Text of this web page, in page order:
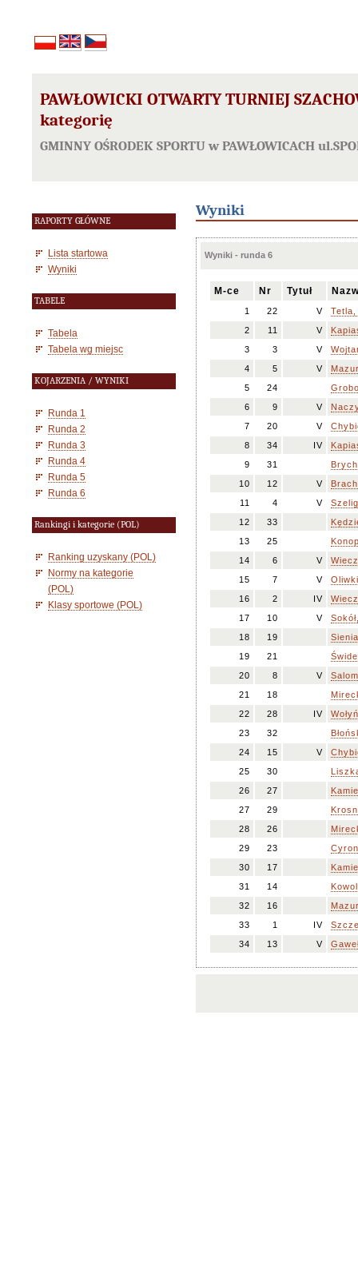
PAWŁOWICKI OTWARTY TURNIEJ
kategorię
GMINNY OŚRODEK SPORTU w PAWŁOWICACH
RAPORTY GŁÓWNE
Lista startowa
Wyniki
TABELE
Tabela
Tabela wg miejsc
KOJARZENIA / WYNIKI
Runda 1
Runda 2
Runda 3
Runda 4
Runda 5
Runda 6
Rankingi i kategorie (POL)
Ranking uzyskany (POL)
Normy na kategorie
(POL)
Klasy sportowe (POL)
Wyniki
Wyniki - runda 6
M-ce Nr Tytuł
1 22 V
2
11 V
3
3 V
4
5 V
5
24
6
9 V
7
20 V
8
34 IV
9
31
10
12 V
11
4 V
12
33
13
25
14
6 V
15
7 V
16
2 IV
17
10 V
18
19
19
21
20
8 V
21
18
22
28 IV
23
32
24
15 V
25
30
26
27
27
29
28
26
29
23
30
17
31
14
32
16
33
1 IV
34
13 V